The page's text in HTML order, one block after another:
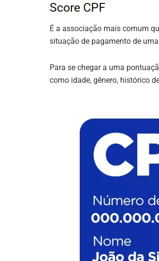
Score CPF
É a associação mais comum
situação de pagamento de
Para se chegar a uma
como idade, gênero, histórico